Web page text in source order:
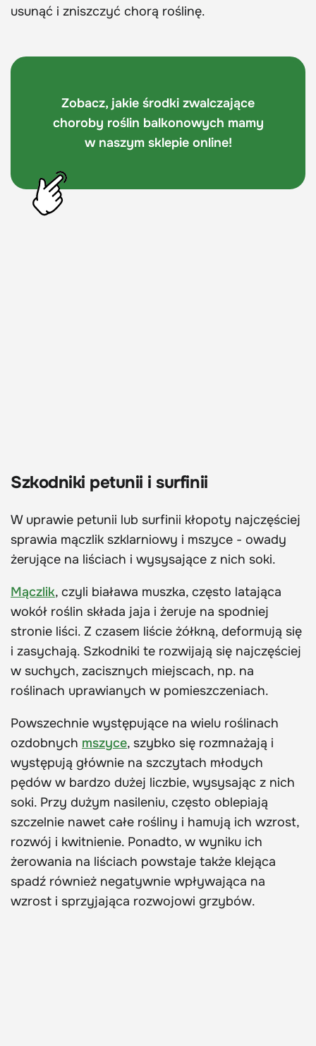
usunąć i zniszczyć chorą roślinę.
Zobacz, jakie środki zwalczające
choroby roślin balkonowych mamy
w naszym sklepie online!
Szkodniki petunii i surfinii
W uprawie petunii lub surfinii kłopoty najczęściej
sprawia mączlik szklarniowy i mszyce - owady
żerujące na liściach i wysysające z nich soki.
Mączlik, czyli biaława muszka, często latająca
wokół roślin składa jaja i żeruje na spodniej
stronie liści. Z czasem liście żółkną, deformują się
i zasychają. Szkodniki te rozwijają się najczęściej
w suchych, zacisznych miejscach, np. na
roślinach uprawianych w pomieszczeniach.
Powszechnie występujące na wielu roślinach
ozdobnych mszyce, szybko się rozmnażają i
występują głównie na szczytach młodych
pędów w bardzo dużej liczbie, wysysając z nich
soki. Przy dużym nasileniu, często oblepiają
szczelnie nawet całe rośliny i hamują ich wzrost,
rozwój i kwitnienie. Ponadto, w wyniku ich
żerowania na liściach powstaje także klejąca
spadź również negatywnie wpływająca na
wzrost i sprzyjająca rozwojowi grzybów.